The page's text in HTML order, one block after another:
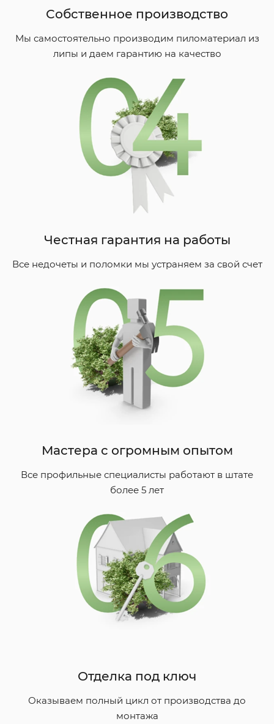
Собственное производство
Мы самостоятельно производим пиломатериал из
липы и даем гарантию на качество
Честная гарантия на работы
Все недочеты и поломки мы устраняем за свой счет
Мастера с огромным опытом
Все профильные специалисты работают в штате
более 5 лет
Отделка под ключ
Оказываем полный цикл от производства до
монтажа